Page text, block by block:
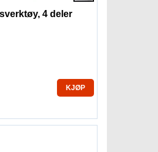
4 deler
KJØP